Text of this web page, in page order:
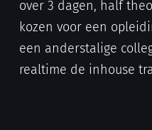
over 3 dagen, half
kozen voor een
een anderstalige
realtime de inhouse